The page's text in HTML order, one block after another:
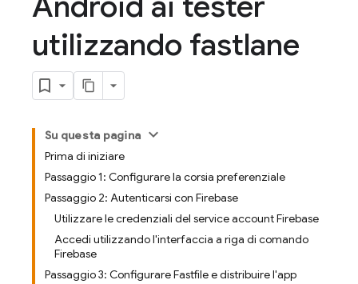
utilizzando fastlane
Su questa pagina
Prima di iniziare
Passaggio 1: Configurare la corsia preferenziale
Passaggio 2: Autenticarsi con Firebase
Utilizzare le credenziali del service account Firebase
Accedi utilizzando l'interfaccia a riga di comando
Firebase
Passaggio 3: Configurare Fastfile e distribuire l'app